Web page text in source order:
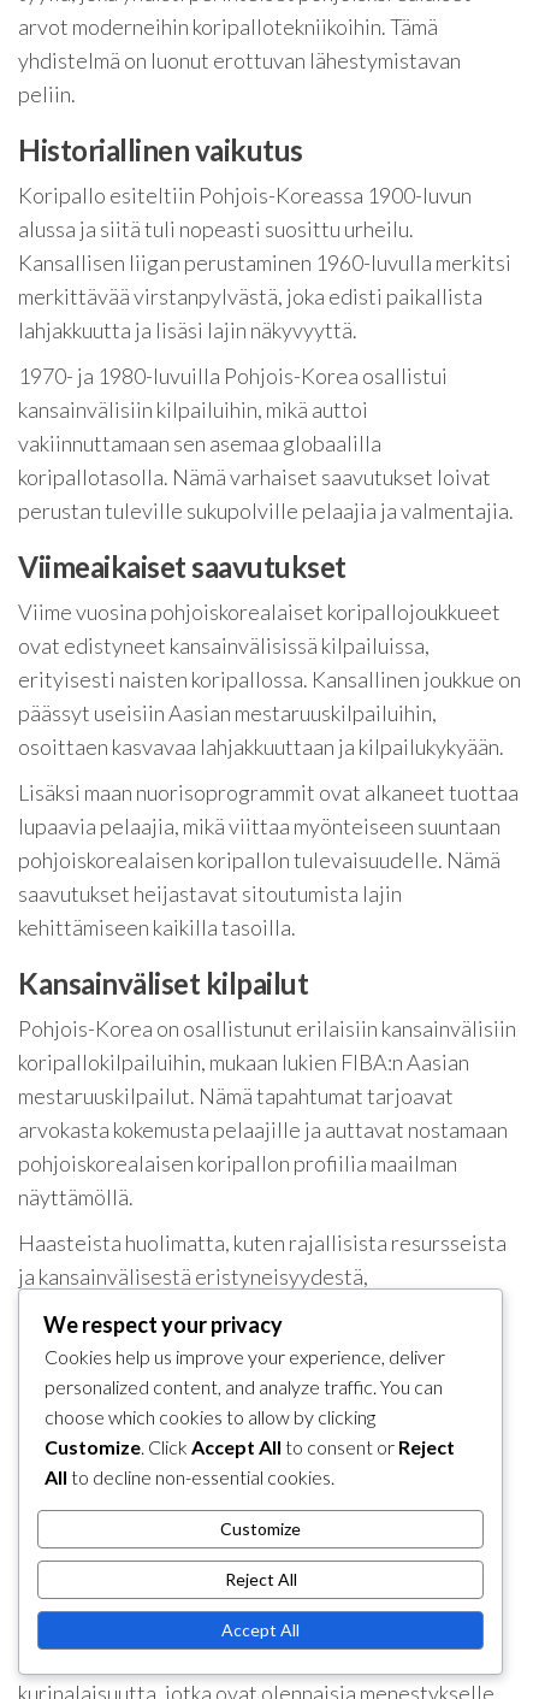
arvot moderneihin koripallotekniikoihin. Tämä
yhdistelmä on luonut erottuvan lähestymistavan
peliin.
Historiallinen vaikutus
Koripallo esiteltiin Pohjois-Koreassa 1900-luvun
alussa ja siitä tuli nopeasti suosittu urheilu.
Kansallisen liigan perustaminen 1960-luvulla merkitsi
merkittävää virstanpylvästä, joka edisti paikallista
lahjakkuutta ja lisäsi lajin näkyvyyttä.
1970- ja 1980-luvuilla Pohjois-Korea osallistui
kansainvälisiin kilpailuihin, mikä auttoi
vakiinnuttamaan sen asemaa globaalilla
koripallotasolla. Nämä varhaiset saavutukset loivat
perustan tuleville sukupolville pelaajia ja valmentajia.
Viimeaikaiset saavutukset
Viime vuosina pohjoiskorealaiset koripallojoukkueet
ovat edistyneet kansainvälisissä kilpailuissa,
erityisesti naisten koripallossa. Kansallinen joukkue on
päässyt useisiin Aasian mestaruuskilpailuihin,
osoittaen kasvavaa lahjakkuuttaan ja kilpailukykyään.
Lisäksi maan nuorisoprogrammit ovat alkaneet tuottaa
lupaavia pelaajia, mikä viittaa myönteiseen suuntaan
pohjoiskorealaisen koripallon tulevaisuudelle. Nämä
saavutukset heijastavat sitoutumista lajin
kehittämiseen kaikilla tasoilla.
Kansainväliset kilpailut
Pohjois-Korea on osallistunut erilaisiin kansainvälisiin
koripallokilpailuihin, mukaan lukien FIBA:n Aasian
mestaruuskilpailut. Nämä tapahtumat tarjoavat
arvokasta kokemusta pelaajille ja auttavat nostamaan
pohjoiskorealaisen koripallon profiilia maailman
näyttämöllä.
Haasteista huolimatta, kuten rajallisista resursseista
ja kansainvälisestä eristyneisyydestä,
pohjoiskorealaiset joukkueet ovat osoittaneet
sitkeyttä ja päättäväisyyttä, usein yllättäen
vastustajansa taidoillaan ja tiimityöllään.
Pelaajien kehittäminen
Pelaajien kehittäminen Pohjois-Koreassa keskittyy
tiukkaan harjoitteluun ja vahvaan fyysiseen kuntoon.
Nuoret urheilijat harjoittelevat usein valtion
tukemissa ohjelmissa, joiden tavoitteena on kehittää
lahjakkuutta varhaisessa vaiheessa.
kurinalaisuutta, jotka ovat olennaisia menestykselle
We respect your privacy
Cookies help us improve your experience, deliver
personalized content, and analyze traffic. You can
choose which cookies to allow by clicking
Customize. Click Accept All to consent or Reject
All to decline non-essential cookies.
Customize
Reject All
Accept All